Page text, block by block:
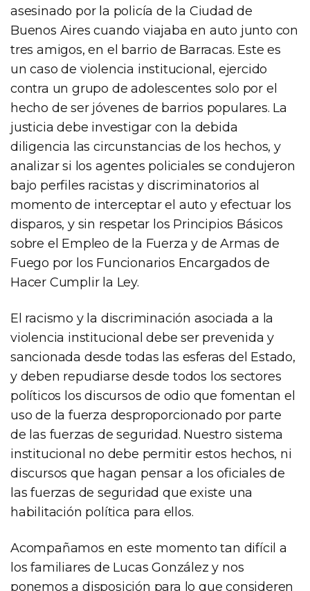
asesinado por la policía de la Ciudad de
Buenos Aires cuando viajaba en auto junto con
tres amigos, en el barrio de Barracas. Este es
un caso de violencia institucional, ejercido
contra un grupo de adolescentes solo por el
hecho de ser jóvenes de barrios populares. La
justicia debe investigar con la debida
diligencia las circunstancias de los hechos, y
analizar si los agentes policiales se condujeron
bajo perfiles racistas y discriminatorios al
momento de interceptar el auto y efectuar los
disparos, y sin respetar los Principios Básicos
sobre el Empleo de la Fuerza y de Armas de
Fuego por los Funcionarios Encargados de
Hacer Cumplir la Ley.
El racismo y la discriminación asociada a la
violencia institucional debe ser prevenida y
sancionada desde todas las esferas del Estado,
y deben repudiarse desde todos los sectores
políticos los discursos de odio que fomentan el
uso de la fuerza desproporcionado por parte
de las fuerzas de seguridad. Nuestro sistema
institucional no debe permitir estos hechos, ni
discursos que hagan pensar a los oficiales de
las fuerzas de seguridad que existe una
habilitación política para ellos.
Acompañamos en este momento tan difícil a
los familiares de Lucas González y nos
ponemos a disposición para lo que consideren